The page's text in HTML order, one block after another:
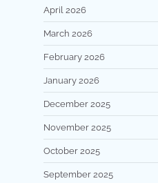
April 2026
March 2026
February 2026
January 2026
December 2025
November 2025
October 2025
September 2025